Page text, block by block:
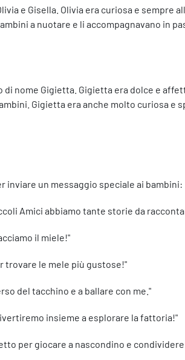
e Gisella. Olivia era curiosa e
a nuotare e li accompagnavano in
nome Gigietta. Gigietta era dolce e
Gigietta era anche molto curiosa e
un messaggio speciale ai bambini:
Amici abbiamo tante storie da
il miele!"
trovare le mele più gustose!"
del tacchino e a ballare con me."
insieme a esplorare la fattoria!"
per giocare a nascondino e